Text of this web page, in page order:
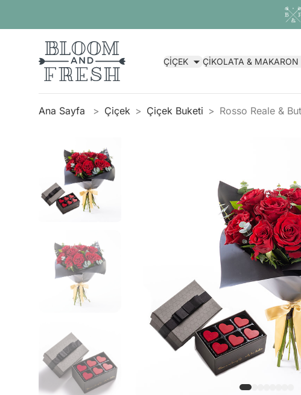
ÇİÇEK ÇİKOLATA & MAKARON
Ana Sayfa Çiçek Çiçek Buketi Rosso Reale &